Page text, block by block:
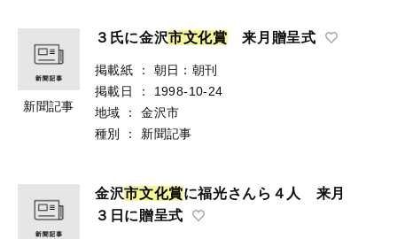
新聞記事
３氏に金沢市文化賞 来月贈呈式
掲載紙 ：
朝日：朝刊
掲載日
：
1998-10-24
地域
：
金沢市
種別
： 新聞記事
金沢市文化賞に福光さんら４人 来月
３日に贈呈式